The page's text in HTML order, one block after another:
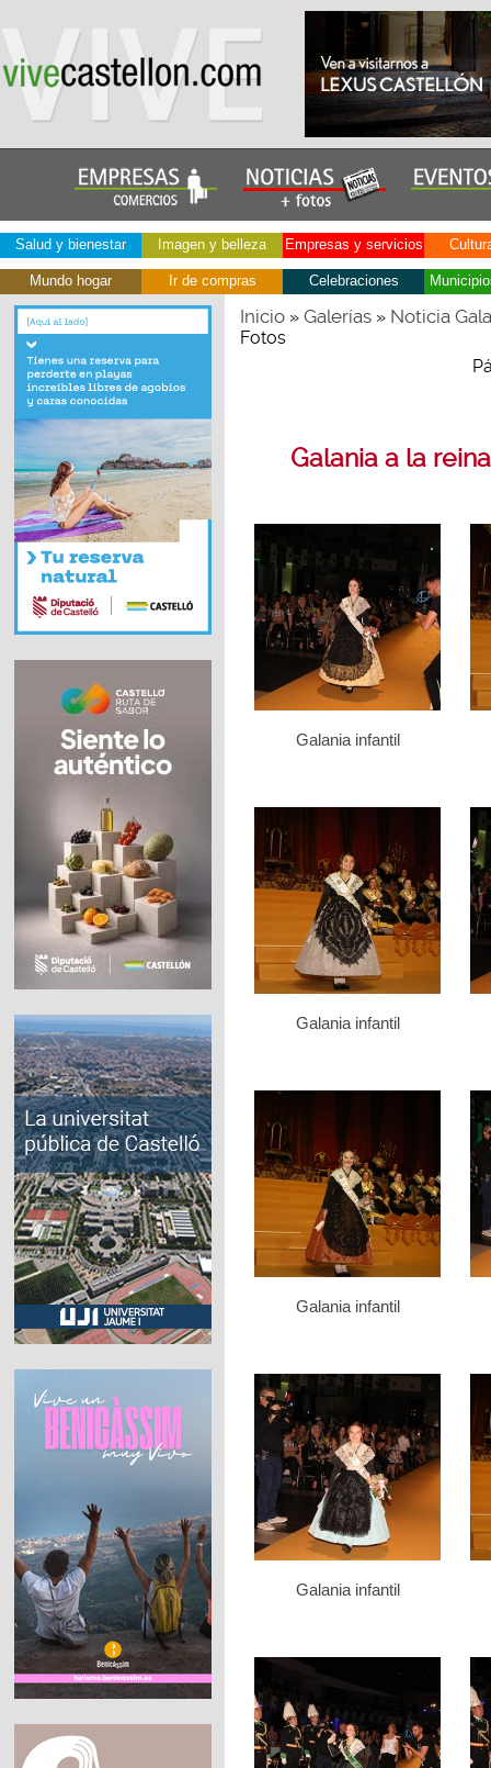
Salud y bienestar Imagen y belleza Empresas y servicios
Mundo hogar Ir de compras Celebraciones
Inicio» Galerías» Noticia
Fotos
Galania a la
Galania infantil
Galania infantil
Galania infantil
Galania infantil